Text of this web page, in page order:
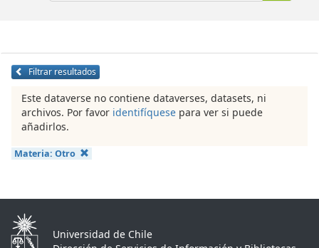
Filtrar resultados
Este dataverse no contiene dataverses, datasets, ni
archivos. Por favor identifíquese para ver si puede
añadirlos.
Materia: Otro
Universidad de Chile